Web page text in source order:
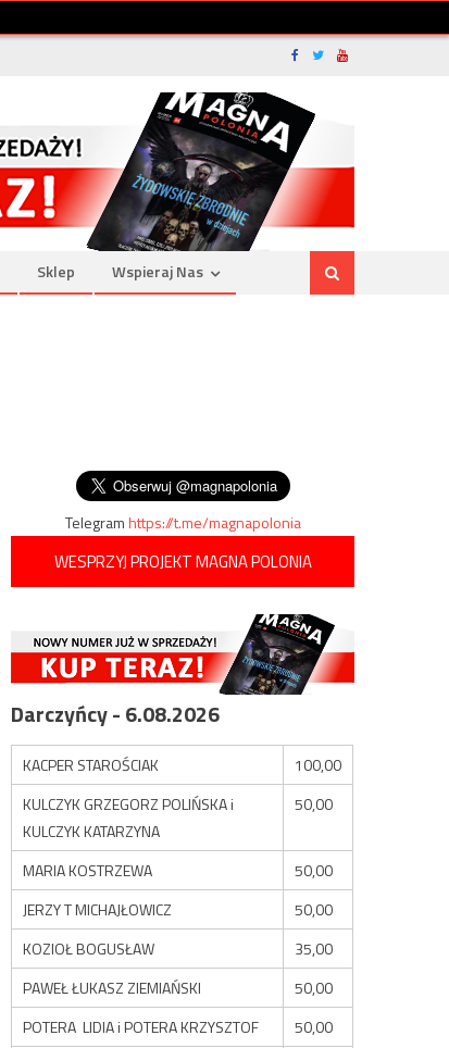
Sklep Wspieraj Nas
Telegramhttps://t.me/magnapolonia
WESPRZYJ PROJEKT MAGNA POLONIA
Darczyńcy - 6.08.2026
KACPER STAROŚCIAK
100,00
KULCZYK GRZEGORZ POLIŃSKA i
KULCZYK KATARZYNA
50,00
MARIA KOSTRZEWA
50,00
JERZY T MICHAJŁOWICZ
50,00
KOZIOŁ BOGUSŁAW
35,00
PAWEŁ ŁUKASZ ZIEMIAŃSKI
50,00
POTERA LIDIA i POTERA KRZYSZTOF
50,00